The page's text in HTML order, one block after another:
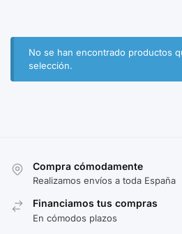
No se han encontrado productos
selección.
Compra cómodamente
Realizamos envíos a toda España
Financiamos tus compras
En cómodos plazos